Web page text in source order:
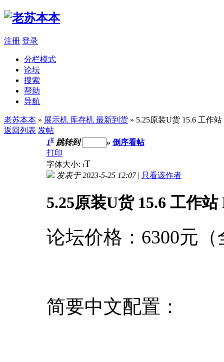
注册 登录
分栏模式
论坛
搜索
帮助
导航
老苏本本 » 展示机 库存机 最新到货 » 5.25原装U货 15.6 工作
返回列表 发帖
1# 跳转到 » 倒序看帖
打印
字体大小: tT
发表于 2023-5-25 12:07| 只看该作者
5.25原装U货 15.6 工作
论坛价格：6300元
简要中文配置：